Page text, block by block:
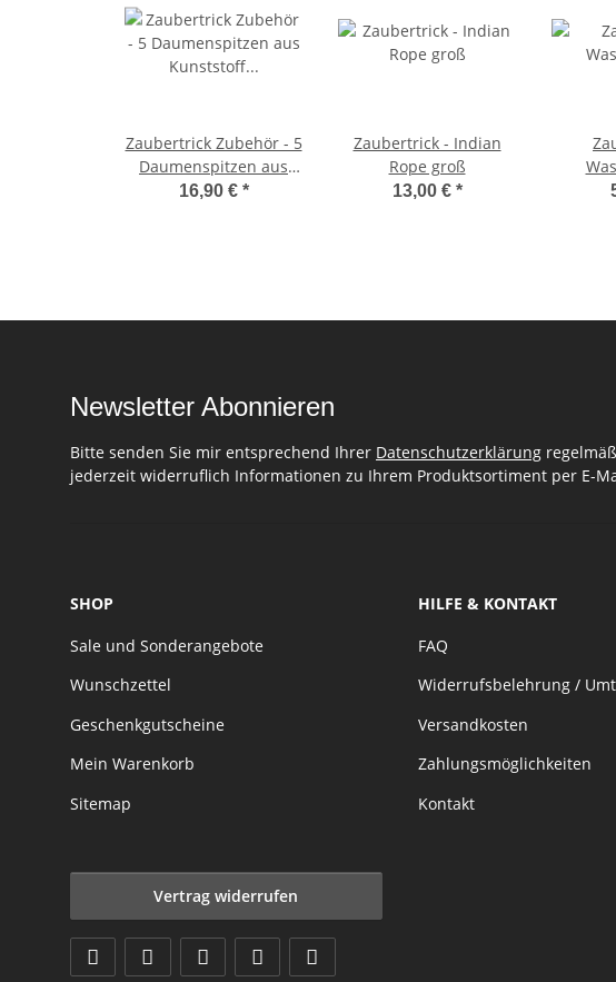
Zaubertrick Zubehör - 5
Daumenspitzen aus
Kunststoff (Set)
16,90 € *
Zaubertrick - Indian
Rope groß
13,00 € *
Newsletter Abonnieren
Bitte senden Sie mir entsprechend Ihrer Datenschutzerklärung
jederzeit widerruflich Informationen zu Ihrem Produktsortiment per E-
SHOP
Sale und Sonderangebote
Wunschzettel
Geschenkgutscheine
Mein Warenkorb
Sitemap
HILFE & KONTAKT
FAQ
Widerrufsbelehrung /
Versandkosten
Zahlungsmöglichkeiten
Kontakt
Vertrag widerrufen